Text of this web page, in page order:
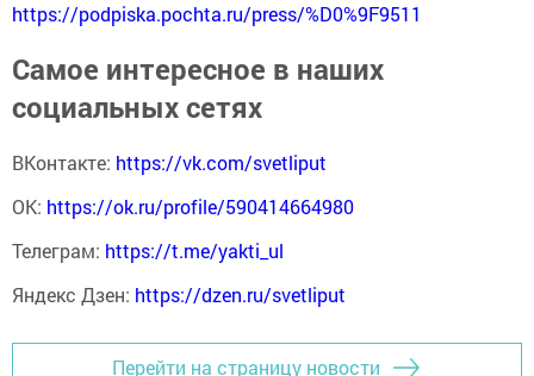
https://podpiska.pochta.ru/press/%D0%9F9511
Самое интересное в наших
социальных сетях
ВКонтакте: https://vk.com/svetliput
ОК: https://ok.ru/profile/590414664980
Телеграм: https://t.me/yakti_ul
Яндекс Дзен: https://dzen.ru/svetliput
Перейти на страницу новости